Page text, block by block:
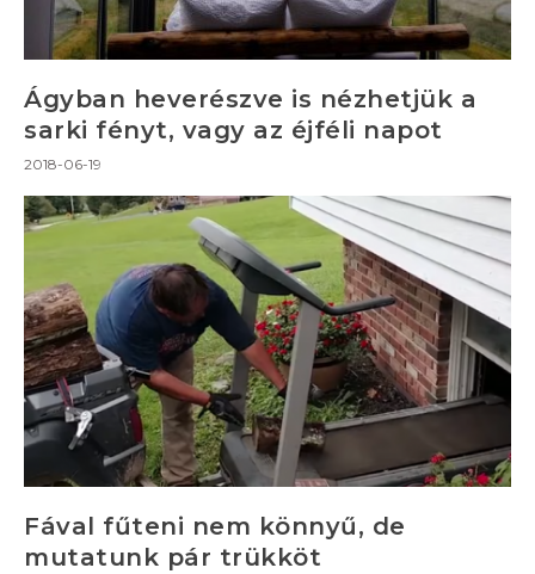
Ágyban heverészve is nézhetjük a
sarki fényt, vagy az éjféli napot
2018-06-19
Fával fűteni nem könnyű, de
mutatunk pár trükköt